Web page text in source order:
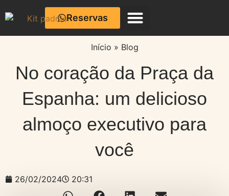
Reservas
Início » Blog
No coração da Praça da
Espanha: um delicioso
almoço executivo para
você
26/02/2024 20:31